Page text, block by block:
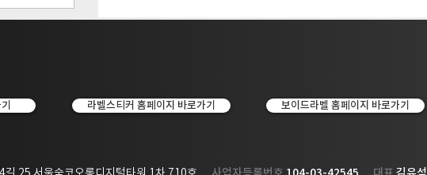
라벨스티커 홈페이지 바로가기 보이드라벨 홈페이지 바로가기
4길 25 서울숲코오롱디지털타워 1차 710호 ​사업자등록번호 104-03-42545 대표 김유석